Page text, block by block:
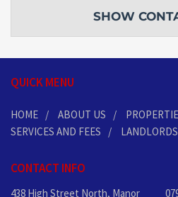
SHOW
QUICK MENU
HOME ABOUT US
SERVICES AND FEES
LANDLORDS
CONTACT INFO
438 High Street North, Manor